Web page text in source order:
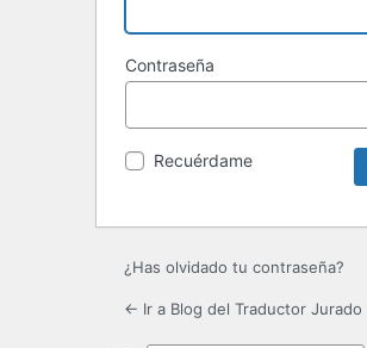
Contraseña
Recuérdame
¿Has olvidado tu contraseña?
← Ir a Blog del Traductor Jurado